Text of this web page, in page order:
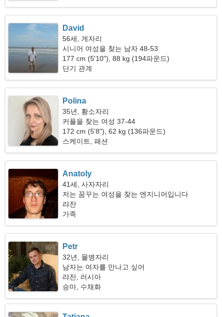
David
56세, 게자리
시니어 여성을 찾는 남자 48-53
177 cm (5'10"), 88 kg (194파운드)
단기 관계
Polina
35년, 황소자리
커플을 찾는 여성 37-44
172 cm (5'8"), 62 kg (136파운드)
스케이트, 패션
Anatoly
41세, 사자자리
저는 꿈꾸는 여성을 찾는 엔지니어입니다
랴잔
가족
Petr
32년, 물병자리
남자는 여자를 만나고 싶어
랴잔, 러시아
승마, 수채화